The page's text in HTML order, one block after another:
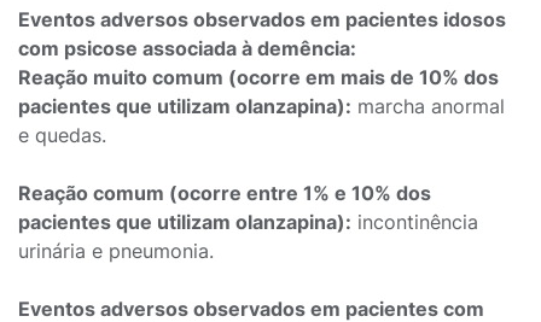
Eventos adversos observados em pacientes idosos
com psicose associada à demência:
Reação muito comum (ocorre em mais de 10% dos
pacientes que utilizam olanzapina): marcha anormal
e quedas.
Reação comum (ocorre entre 1% e 10% dos
pacientes que utilizam olanzapina): incontinência
urinária e pneumonia.
Eventos adversos observados em pacientes com